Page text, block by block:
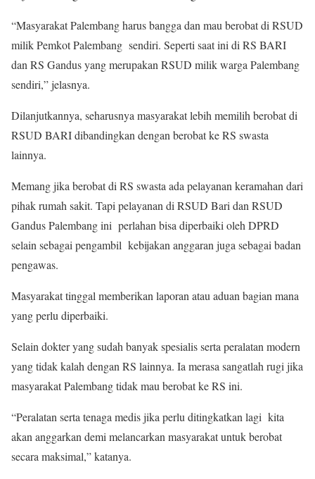
“Masyarakat Palembang harus bangga dan mau berobat di RSUD
milik Pemkot Palembang sendiri. Seperti saat ini di RS BARI
dan RS Gandus yang merupakan RSUD milik warga Palembang
sendiri,” jelasnya.
Dilanjutkannya, seharusnya masyarakat lebih memilih berobat di
RSUD BARI dibandingkan dengan berobat ke RS swasta
lainnya.
Memang jika berobat di RS swasta ada pelayanan keramahan dari
pihak rumah sakit. Tapi pelayanan di RSUD Bari dan RSUD
Gandus Palembang ini perlahan bisa diperbaiki oleh DPRD
selain sebagai pengambil kebijakan anggaran juga sebagai badan
pengawas.
Masyarakat tinggal memberikan laporan atau aduan bagian mana
yang perlu diperbaiki.
Selain dokter yang sudah banyak spesialis serta peralatan modern
yang tidak kalah dengan RS lainnya. Ia merasa sangatlah rugi jika
masyarakat Palembang tidak mau berobat ke RS ini.
“Peralatan serta tenaga medis jika perlu ditingkatkan lagi kita
akan anggarkan demi melancarkan masyarakat untuk berobat
secara maksimal,” katanya.